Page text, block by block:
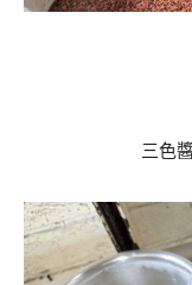
三色